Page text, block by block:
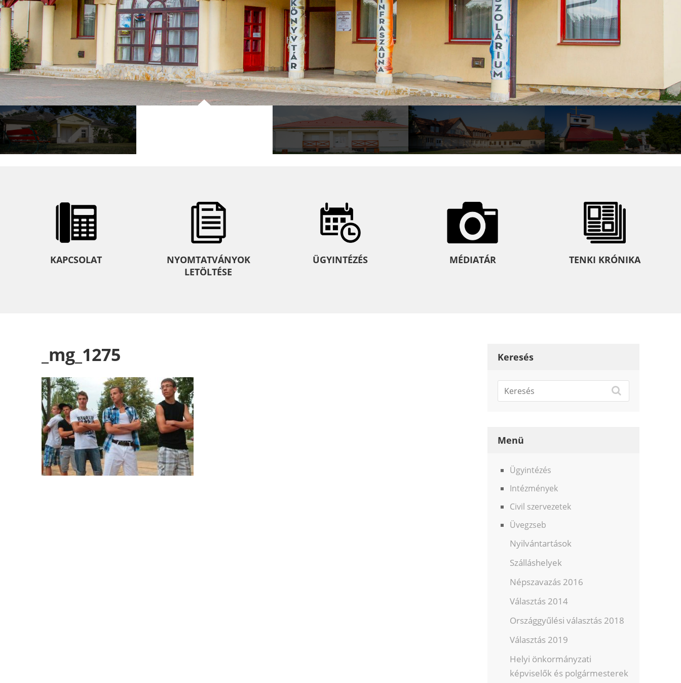
KAPCSOLAT
NYOMTATVÁNYOK
LETÖLTÉSE
ÜGYINTÉZÉS MÉDIATÁR TENKI KRÓNIKA
_mg_1275 Keresés
Menü
Ügyintézés
Intézmények
Civil szervezetek
Üvegzseb
Nyilvántartások
Szálláshelyek
Népszavazás 2016
Választás 2014
Országgyűlési választás 2018
Választás 2019
Helyi önkormányzati
képviselők és polgármesterek